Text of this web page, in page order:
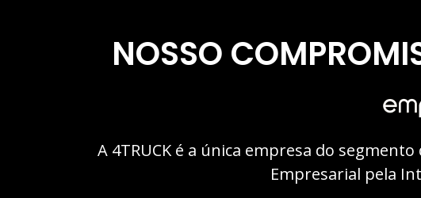
NOSSO
A 4TRUCK é a única empresa do
Empresarial pela